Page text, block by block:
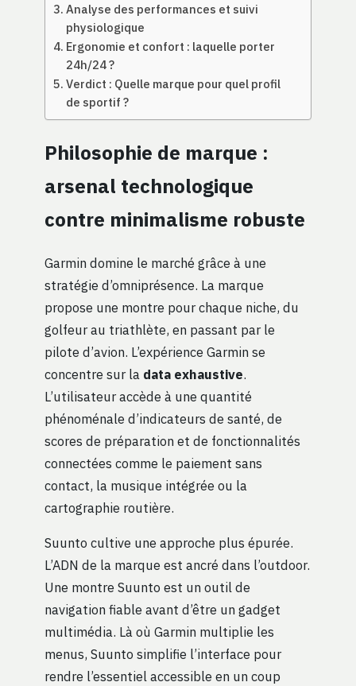
Analyse des performances et suivi
physiologique
Ergonomie et confort : laquelle porter
24h/24 ?
Verdict : Quelle marque pour quel profil
de sportif ?
Philosophie de marque :
arsenal technologique
contre minimalisme robuste
Garmin domine le marché grâce à une
stratégie d’omniprésence. La marque
propose une montre pour chaque niche, du
golfeur au triathlète, en passant par le
pilote d’avion. L’expérience Garmin se
concentre sur la data exhaustive.
L’utilisateur accède à une quantité
phénoménale d’indicateurs de santé, de
scores de préparation et de fonctionnalités
connectées comme le paiement sans
contact, la musique intégrée ou la
cartographie routière.
Suunto cultive une approche plus épurée.
L’ADN de la marque est ancré dans l’outdoor.
Une montre Suunto est un outil de
navigation fiable avant d’être un gadget
multimédia. Là où Garmin multiplie les
menus, Suunto simplifie l’interface pour
rendre l’essentiel accessible en un coup